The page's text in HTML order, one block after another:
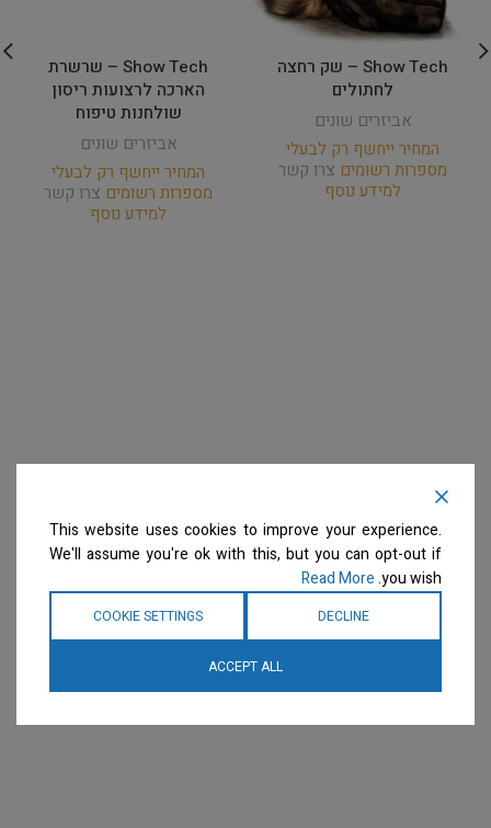
Show Tech – שק רחצה
לחתולים
אביזרים שונים
המחיר ייחשף רק לבעלי
מספרות רשומים צרו קשר
למידע נוסף
Show Tech – שרשרת
הארכה לרצועות ריסון
שולחנות טיפוח
אביזרים שונים
המחיר ייחשף רק לבעלי
מספרות רשומים צרו קשר
למידע נוסף
This website uses cookies to improve your experience.
We'll assume you're ok with this, but you can opt-out if
you wish.
Read More
DECLINE
COOKIE SETTINGS
ACCEPT ALL